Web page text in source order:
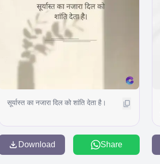
सूर्यास्त का नजारा दिल को शांति देता है।
Download Share